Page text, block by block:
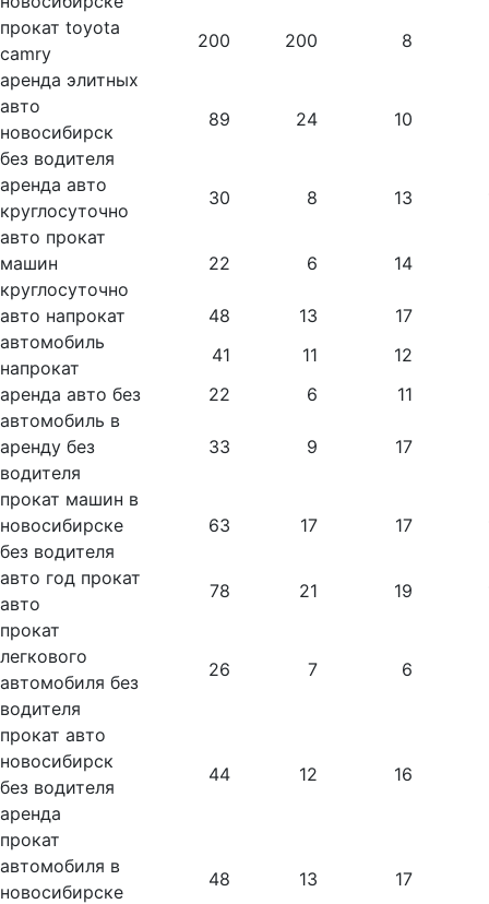
прокат toyota
camry
200 200
8
аренда элитных
авто
новосибирск
без водителя
89 24 10
аренда авто
круглосуточно
30 8 13
авто прокат
машин
круглосуточно
22 6 14
авто напрокат 48 13
17
автомобиль
напрокат
41 11
12
аренда авто без
22 6
11
автомобиль в
аренду без
водителя
33 9 17
прокат машин в
новосибирске
без водителя
63 17 17
авто год прокат
авто
78 21 19
прокат
легкового
автомобиля без
водителя
26 7 6
прокат авто
новосибирск
без водителя
аренда
44 12 16
прокат
автомобиля в
новосибирске
48 13 17